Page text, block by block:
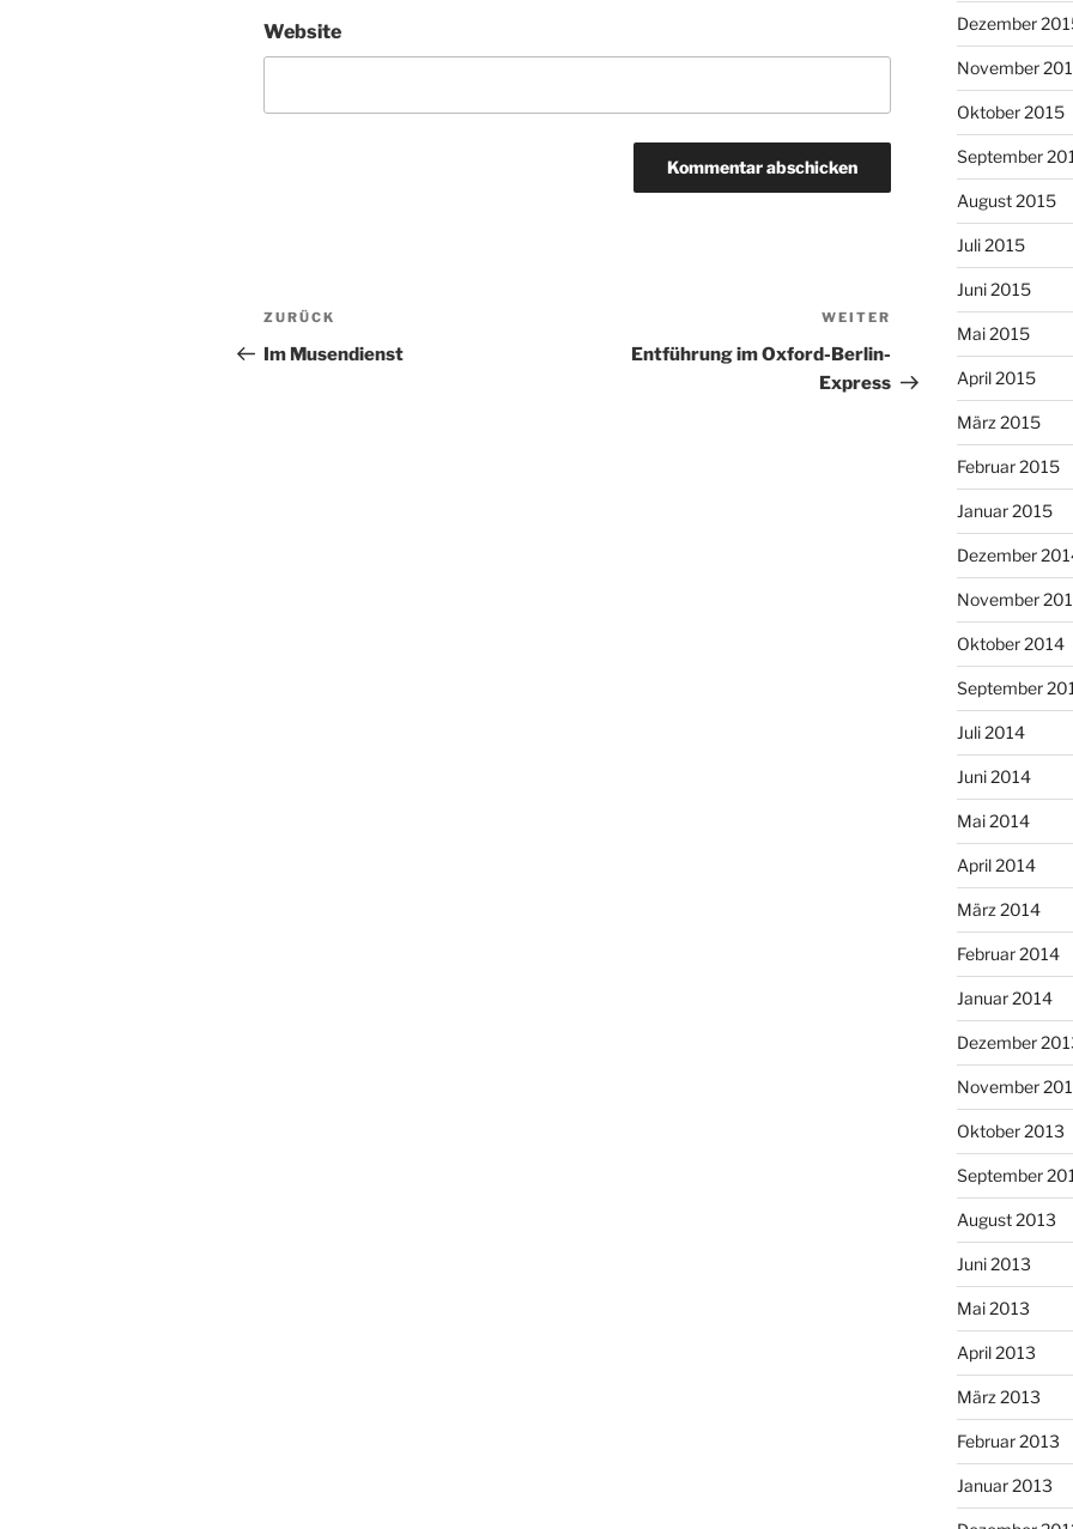
Website
Beitragsnavigation
Vorheriger
Beitrag
ZURÜCK
Im Musendienst
WEITER
Entführung im Oxford-Berlin-
Express
Dezember
November
Oktober 2015
September
August 2015
Juli 2015
Juni 2015
Mai 2015
April 2015
März 2015
Februar 2015
Januar 2015
Dezember
November
Oktober 2014
September
Juli 2014
Juni 2014
Mai 2014
April 2014
März 2014
Februar 2014
Januar 2014
Dezember
November
Oktober 2013
September
August 2013
Juni 2013
Mai 2013
April 2013
März 2013
Februar 2013
Januar 2013